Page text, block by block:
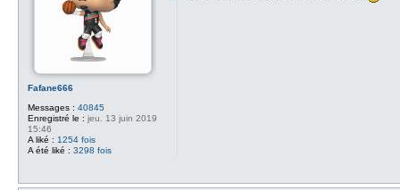
Fafane666
Messages : 40845
Enregistré le : jeu. 13 juin 2019
15:46
A liké : 1254 fois
A été liké : 3298 fois